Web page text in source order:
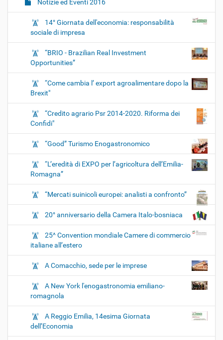
Notizie ed Eventi 2016
14° Giornata dell'economia: responsabilità
sociale di impresa
“BRIO - Brazilian Real Investment
Opportunities”
“Come cambia l’ export agroalimentare dopo la
Brexit"
“Credito agrario Psr 2014-2020. Riforma dei
Confidi"
“Good” Turismo Enogastronomico
“L’eredità di EXPO per l’agricoltura dell’Emilia-
Romagna”
“Mercati suinicoli europei: analisti a confronto”
20° anniversario della Camera Italo-bosniaca
25^ Convention mondiale Camere di commercio
italiane all’estero
A Comacchio, sede per le imprese
A New York l'enogastronomia emiliano-
romagnola
A Reggio Emilia, 14esima Giornata
dell’Economia